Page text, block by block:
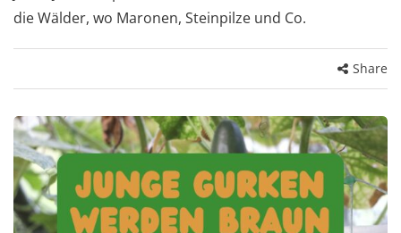
die Wälder, wo Maronen, Steinpilze und Co.
Share